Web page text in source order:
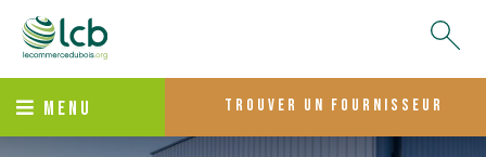
MENU trouver un fournisseur